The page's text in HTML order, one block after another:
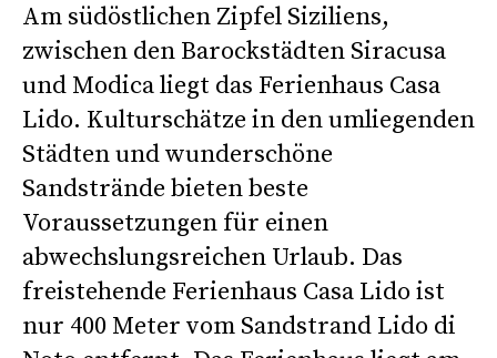
Am südöstlichen Zipfel Siziliens,
zwischen den Barockstädten Siracusa
und Modica liegt das Ferienhaus Casa
Lido. Kulturschätze in den umliegenden
Städten und wunderschöne
Sandstrände bieten beste
Voraussetzungen für einen
abwechslungsreichen Urlaub. Das
freistehende Ferienhaus Casa Lido ist
nur 400 Meter vom Sandstrand Lido di